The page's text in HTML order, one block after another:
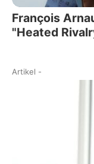
François
"Heated
Artikel -